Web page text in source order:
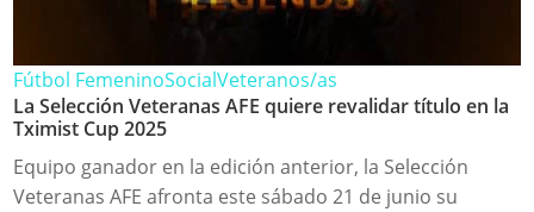
Fútbol FemeninoSocialVeteranos/as
La Selección Veteranas AFE quiere revalidar título en la
Tximist Cup 2025
Equipo ganador en la edición anterior, la Selección
Veteranas AFE afronta este sábado 21 de junio su